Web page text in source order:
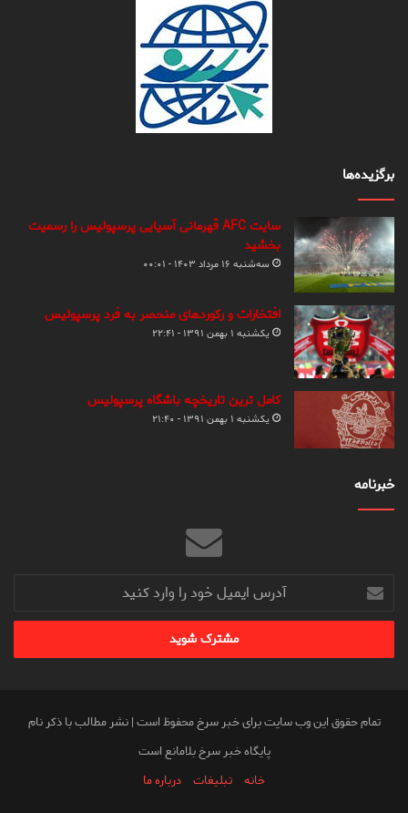
برگزیده‌ها
سایت AFC قهرمانی آسیایی پرسپولیس را رسمیت
بخشید
سه‌شنبه ۱۶ مرداد ۱۴۰۳ - ۰۰:۰۱
افتخارات و رکوردهای منحصر به فرد پرسپولیس
یکشنبه ۱ بهمن ۱۳۹۱ - ۲۲:۴۱
کامل ترین تاریخچه باشگاه پرسپولیس
یکشنبه ۱ بهمن ۱۳۹۱ - ۲۱:۴۰
خبرنامه
آدرس
ایمیل
خود
وارد
تمام حقوق این وب سایت برای خبر سرخ محفوظ است | نشر مطالب با ذکر نام
پایگاه خبر سرخ بلامانع است
خانه
تبلیغات درباره ما